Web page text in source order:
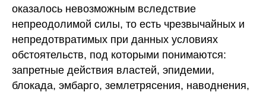
оказалось невозможным вследствие
непреодолимой силы, то есть чрезвычайных и
непредотвратимых при данных условиях
обстоятельств, под которыми понимаются:
запретные действия властей, эпидемии,
блокада, эмбарго, землетрясения, наводнения,